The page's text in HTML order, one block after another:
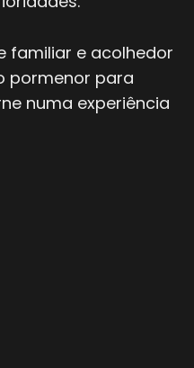
familiar e acolhedor
pormenor para
numa experiência